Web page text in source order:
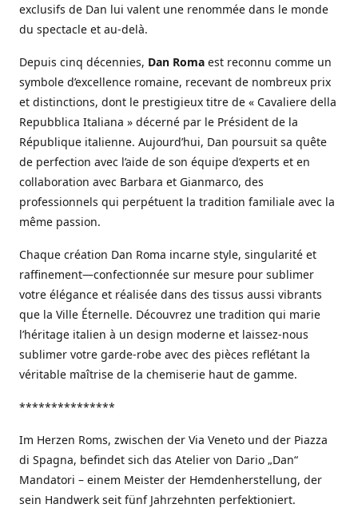
exclusifs de Dan lui valent une renommée dans le monde
du spectacle et au-delà.
Depuis cinq décennies, Dan Roma est reconnu comme un
symbole d’excellence romaine, recevant de nombreux prix
et distinctions, dont le prestigieux titre de « Cavaliere della
Repubblica Italiana » décerné par le Président de la
République italienne. Aujourd’hui, Dan poursuit sa quête
de perfection avec l’aide de son équipe d’experts et en
collaboration avec Barbara et Gianmarco, des
professionnels qui perpétuent la tradition familiale avec la
même passion.
Chaque création Dan Roma incarne style, singularité et
raffinement—confectionnée sur mesure pour sublimer
votre élégance et réalisée dans des tissus aussi vibrants
que la Ville Éternelle. Découvrez une tradition qui marie
l’héritage italien à un design moderne et laissez-nous
sublimer votre garde-robe avec des pièces reflétant la
véritable maîtrise de la chemiserie haut de gamme.
***************
Im Herzen Roms, zwischen der Via Veneto und der Piazza
di Spagna, befindet sich das Atelier von Dario „Dan“
Mandatori – einem Meister der Hemdenherstellung, der
sein Handwerk seit fünf Jahrzehnten perfektioniert.